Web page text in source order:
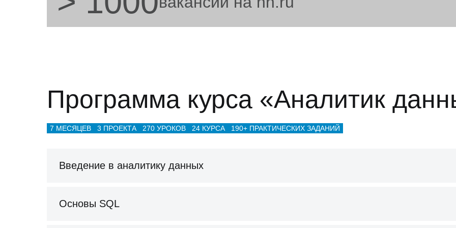
Программа курса «Аналитик
7 МЕСЯЦЕВ 3 ПРОЕКТА 270 УРОКОВ 24 КУРСА 190+ ПРАКТИЧЕСКИХ ЗАДАНИЙ
Введение в аналитику данных
Основы SQL